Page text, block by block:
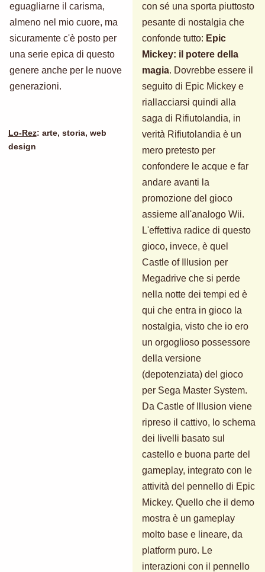
eguagliarne il carisma,
almeno nel mio cuore, ma
sicuramente c'è posto per
una serie epica di questo
genere anche per le nuove
generazioni.
Lo-Rez: arte, storia, web
design
con sé una sporta piuttosto
pesante di nostalgia che
confonde tutto: Epic
Mickey: il potere della
magia. Dovrebbe essere il
seguito di Epic Mickey e
riallacciarsi quindi alla
saga di Rifiutolandia, in
verità Rifiutolandia è un
mero pretesto per
confondere le acque e far
andare avanti la
promozione del gioco
assieme all'analogo Wii.
L'effettiva radice di questo
gioco, invece, è quel
Castle of Illusion per
Megadrive che si perde
nella notte dei tempi ed è
qui che entra in gioco la
nostalgia, visto che io ero
un orgoglioso possessore
della versione
(depotenziata) del gioco
per Sega Master System.
Da Castle of Illusion viene
ripreso il cattivo, lo schema
dei livelli basato sul
castello e buona parte del
gameplay, integrato con le
attività del pennello di Epic
Mickey. Quello che il demo
mostra è un gameplay
molto base e lineare, da
platform puro. Le
interazioni con il pennello